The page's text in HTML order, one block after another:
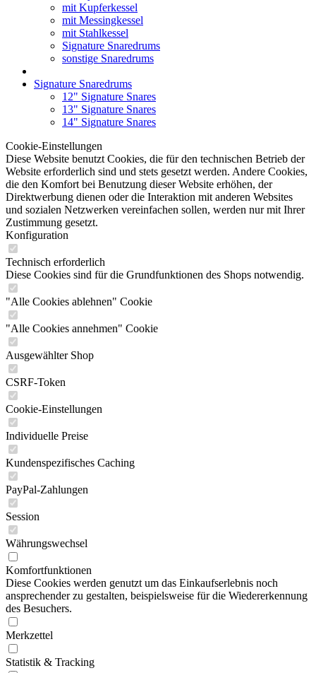
mit Kupferkessel
mit Messingkessel
mit Stahlkessel
Signature Snaredrums
sonstige Snaredrums
Signature Snaredrums
12" Signature Snares
13" Signature Snares
14" Signature Snares
Cookie-Einstellungen
Diese Website benutzt Cookies, die für den technischen Betrieb der
Website erforderlich sind und stets gesetzt werden. Andere Cookies,
die den Komfort bei Benutzung dieser Website erhöhen, der
Direktwerbung dienen oder die Interaktion mit anderen Websites
und sozialen Netzwerken vereinfachen sollen, werden nur mit Ihrer
Zustimmung gesetzt.
Konfiguration
Technisch erforderlich
Diese Cookies sind für die Grundfunktionen des Shops notwendig.
"Alle Cookies ablehnen" Cookie
"Alle Cookies annehmen" Cookie
Ausgewählter Shop
CSRF-Token
Cookie-Einstellungen
Individuelle Preise
Kundenspezifisches Caching
PayPal-Zahlungen
Session
Währungswechsel
Komfortfunktionen
Diese Cookies werden genutzt um das Einkaufserlebnis noch
ansprechender zu gestalten, beispielsweise für die Wiedererkennung
des Besuchers.
Merkzettel
Statistik & Tracking